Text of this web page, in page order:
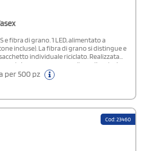
e fibra di grano. 1 LED, alimentato a
incluse). La fibra di grano si distingue e
individuale riciclato. Realizzata
per promuovere l'uso di materie
emissioni inquinanti1 Led.Pile Bottone
per 500 pz
Cod: 23460